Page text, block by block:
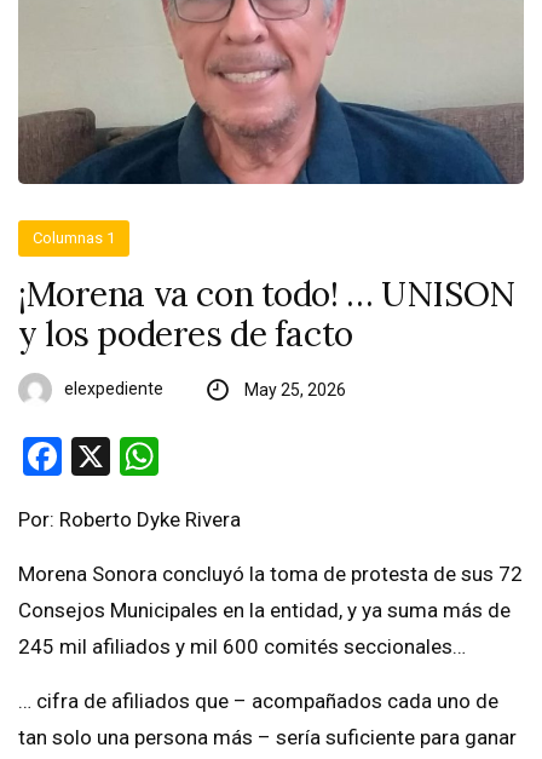
Columnas 1
¡Morena va con todo! … UNISON
y los poderes de facto
elexpediente May 25, 2026
Facebook
X
Por: Roberto Dyke Rivera
Morena Sonora concluyó la toma de protesta de sus 72
Consejos Municipales en la entidad, y ya suma más de
245 mil afiliados y mil 600 comités seccionales…
… cifra de afiliados que – acompañados cada uno de
tan solo una persona más – sería suficiente para ganar